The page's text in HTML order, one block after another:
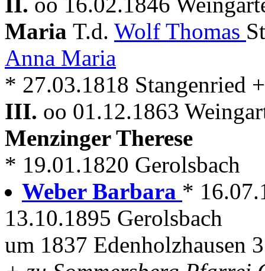
Maria T.d. Wolf Thomas
Anna Maria
* 27.03.1818 Stangenried
III. oo 01.12.1863
Menzinger Therese
* 19.01.1820 Gerolsbach
Weber Barbara *
13.10.1895 Gerolsbach
um 1837 Edenholzhausen